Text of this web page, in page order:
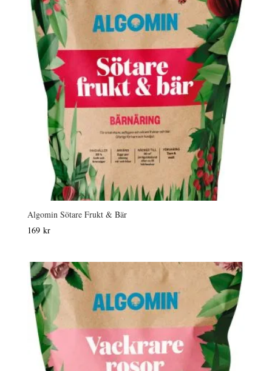
Algomin Sötare Frukt & Bär
169 kr